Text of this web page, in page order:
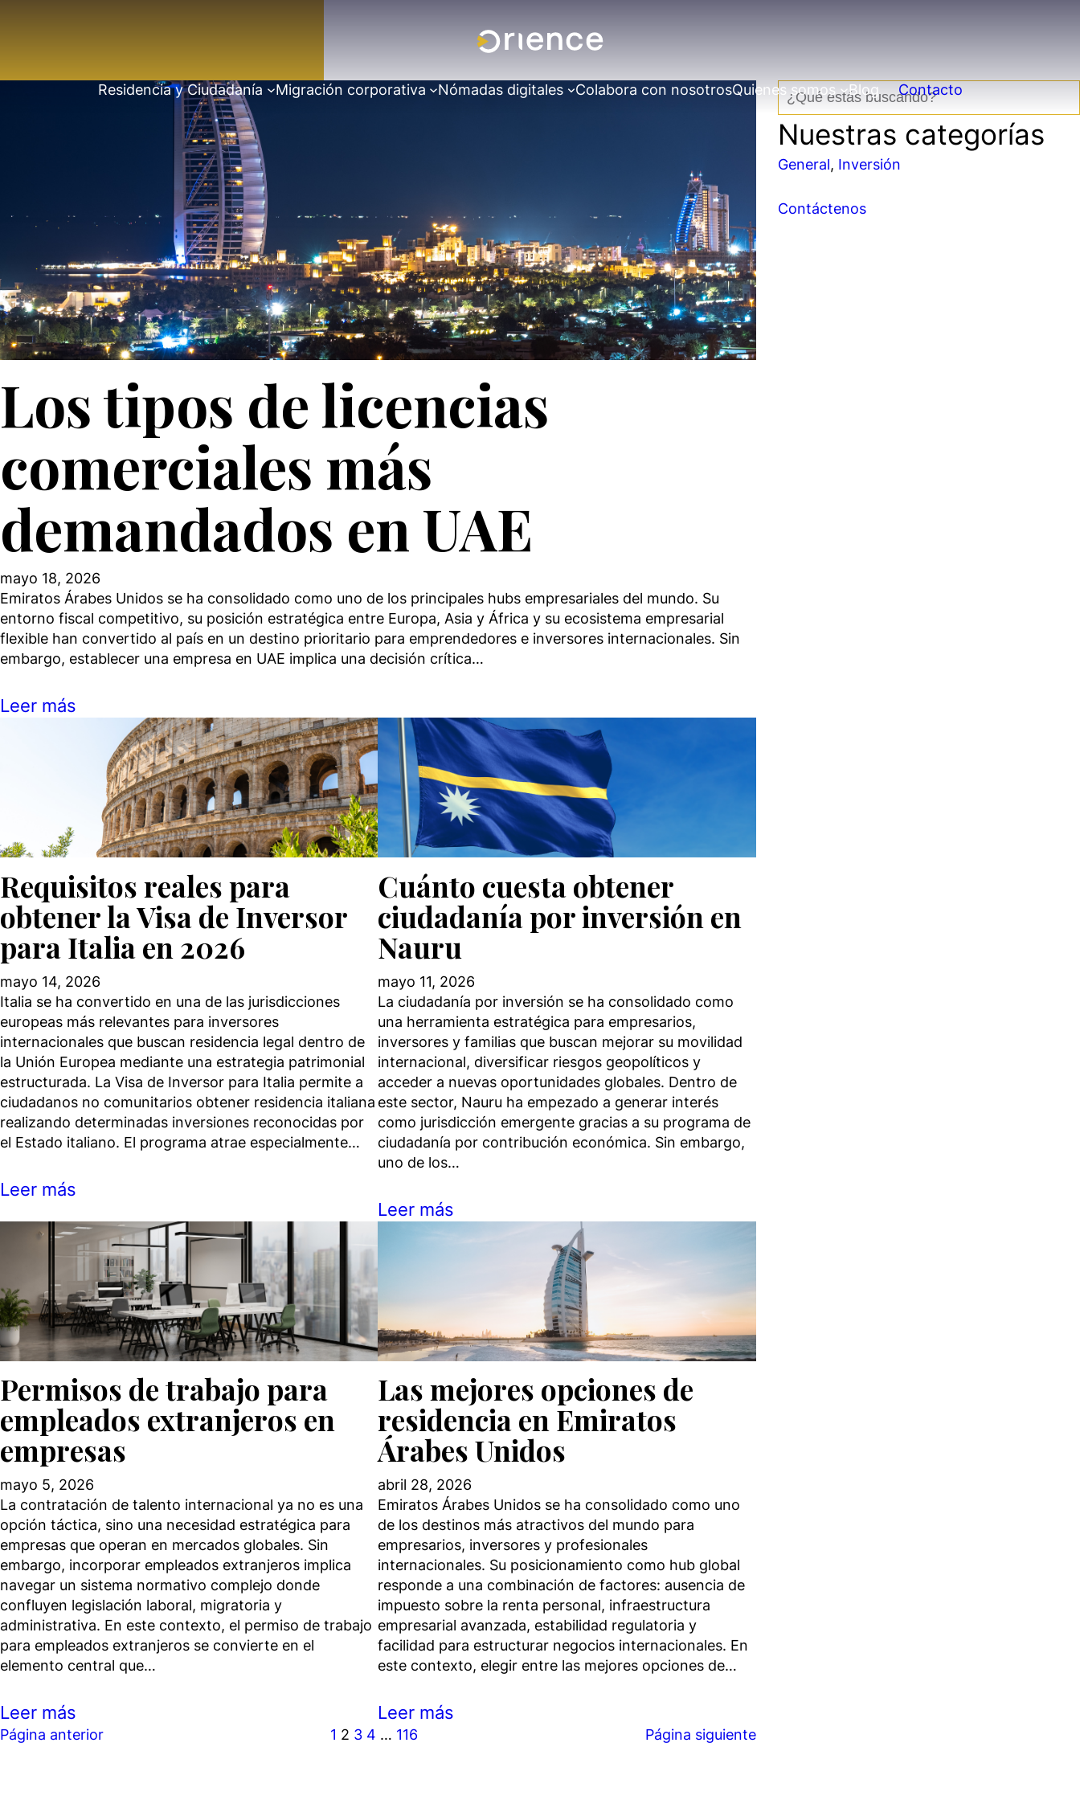
Residencia y Ciudadanía Migración corporativa Nómadas digitales Colabora con nosotrosQuienes somos Blog Contacto
Los tipos de licencias
comerciales más
demandados en UAE
mayo 18, 2026
Emiratos Árabes Unidos se ha consolidado como uno de los principales hubs empresariales del mundo. Su
entorno fiscal competitivo, su posición estratégica entre Europa, Asia y África y su ecosistema empresarial
flexible han convertido al país en un destino prioritario para emprendedores e inversores internacionales. Sin
embargo, establecer una empresa en UAE implica una decisión crítica…
Leer más
Requisitos reales para
obtener la Visa de Inversor
para Italia en 2026
mayo 14, 2026
Italia se ha convertido en una de las jurisdicciones
europeas más relevantes para inversores
internacionales que buscan residencia legal dentro de
la Unión Europea mediante una estrategia patrimonial
estructurada. La Visa de Inversor para Italia permite a
ciudadanos no comunitarios obtener residencia italiana
realizando determinadas inversiones reconocidas por
el Estado italiano. El programa atrae especialmente…
Leer más
Cuánto cuesta obtener
ciudadanía por inversión en
Nauru
mayo 11, 2026
La ciudadanía por inversión se ha consolidado como
una herramienta estratégica para empresarios,
inversores y familias que buscan mejorar su movilidad
internacional, diversificar riesgos geopolíticos y
acceder a nuevas oportunidades globales. Dentro de
este sector, Nauru ha empezado a generar interés
como jurisdicción emergente gracias a su programa de
ciudadanía por contribución económica. Sin embargo,
uno de los…
Leer más
Permisos de trabajo para
empleados extranjeros en
empresas
mayo 5, 2026
La contratación de talento internacional ya no es una
opción táctica, sino una necesidad estratégica para
empresas que operan en mercados globales. Sin
embargo, incorporar empleados extranjeros implica
navegar un sistema normativo complejo donde
confluyen legislación laboral, migratoria y
administrativa. En este contexto, el permiso de trabajo
para empleados extranjeros se convierte en el
elemento central que…
Leer más
Las mejores opciones de
residencia en Emiratos
Árabes Unidos
abril 28, 2026
Emiratos Árabes Unidos se ha consolidado como uno
de los destinos más atractivos del mundo para
empresarios, inversores y profesionales
internacionales. Su posicionamiento como hub global
responde a una combinación de factores: ausencia de
impuesto sobre la renta personal, infraestructura
empresarial avanzada, estabilidad regulatoria y
facilidad para estructurar negocios internacionales. En
este contexto, elegir entre las mejores opciones de…
Leer más
Página anterior 1 2 3 4 … 116 Página siguiente
B
s
c
a
Nuestras categorías
General, Inversión
Contáctenos